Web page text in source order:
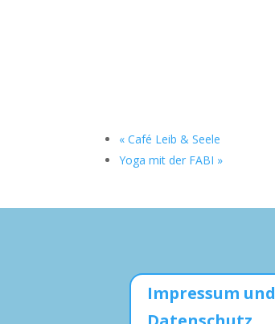
« Café Leib & Seele
Yoga mit der FABI »
Impressum und